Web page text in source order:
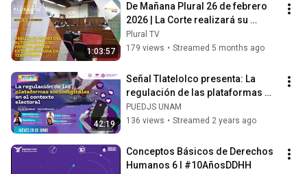
1:03:57
De Mañana Plural 26 de febrero
2026 | La Corte realizará su
primera sesión itinerante en
Tenejapa
Plural TV
179 views • Streamed 5 months ago
42:19
Señal Tlatelolco presenta: La
regulación de las plataformas
sociodigitales en el contexto
electoral.
PUEDJS UNAM
136 views • Streamed 2 years ago
Conceptos Básicos de Derechos
Humanos 6 I #10AñosDDHH